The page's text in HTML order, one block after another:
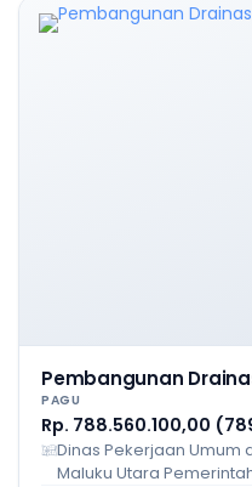
Pembangunan
PAGU
Rp. 788.560.100,00
Dinas Pekerjaan Umum
Maluku Utara